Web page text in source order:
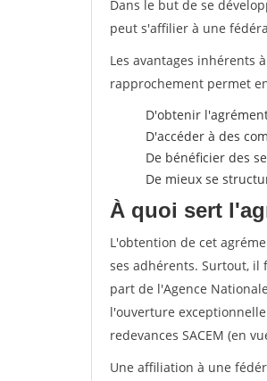
Dans le but de se
peut s'affilier à une
Les avantages inhérents
rapprochement permet
D'obtenir
D'accéder à des
De bénéficier des
De mieux se
À quoi sert
L'obtention de cet
ses adhérents. Surtout,
part de l'Agence
l'ouverture
redevances SACEM (en
Une affiliation à une